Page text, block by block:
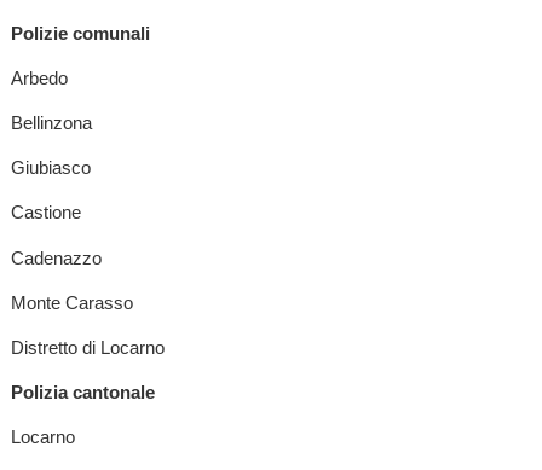
Polizie comunali
Arbedo
Bellinzona
Giubiasco
Castione
Cadenazzo
Monte Carasso
Distretto di Locarno
Polizia cantonale
Locarno